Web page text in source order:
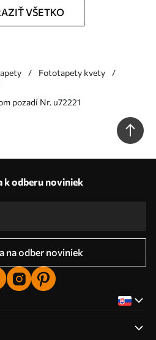
VŠETKO
Fototapety kvety
pozadí Nr. u72221
k odberu noviniek
na odber noviniek